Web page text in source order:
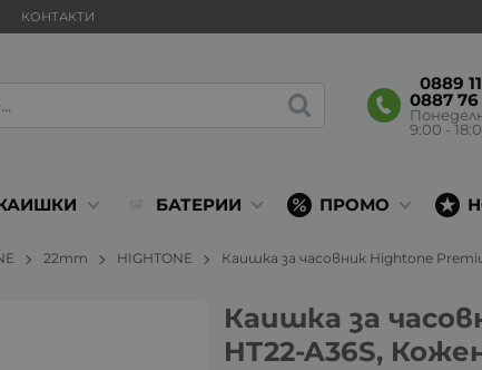
КОНТАКТИ
0889
0887
9:00 -
БАТЕРИИ ПРОМО
22mm HIGHTONE Каишка за часовник Hightone
Каишка за
HT22-A36S,